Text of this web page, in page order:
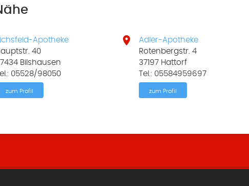
Apotheke
40
Bilshausen
05528/98050
zum Profil

Adler-Apotheke
Rotenbergstr. 4
37197 Hattorf
Tel.: 05584959697
zum Profil